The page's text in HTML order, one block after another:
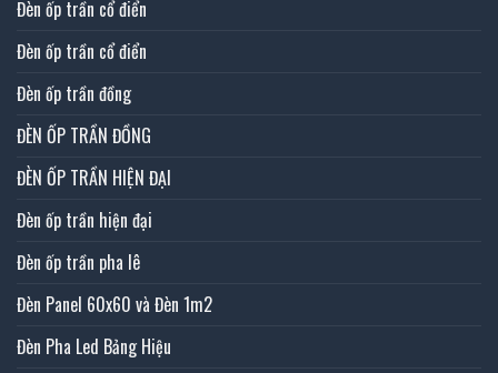
Đèn ốp trần cổ điển
Đèn ốp trần cổ điển
Đèn ốp trần đồng
ĐÈN ỐP TRẦN ĐỒNG
ĐÈN ỐP TRẦN HIỆN ĐẠI
Đèn ốp trần hiện đại
Đèn ốp trần pha lê
Đèn Panel 60x60 và Đèn 1m2
Đèn Pha Led Bảng Hiệu